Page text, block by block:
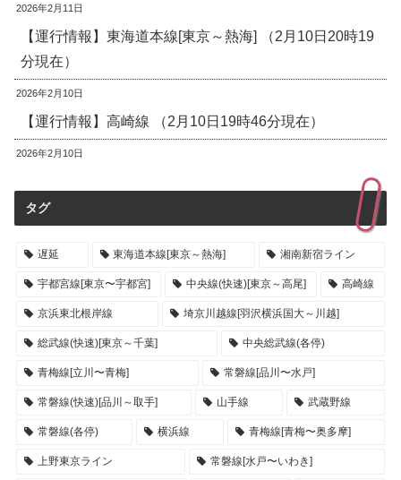
2026年2月11日
【運行情報】東海道本線[東京～熱海] （2月10日20時19
分現在）
2026年2月10日
【運行情報】高崎線 （2月10日19時46分現在）
2026年2月10日
タグ
遅延 東海道本線[東京～熱海] 湘南新宿ライン
宇都宮線[東京〜宇都宮] 中央線(快速)[東京～高尾] 高崎線
京浜東北根岸線 埼京川越線[羽沢横浜国大～川越]
総武線(快速)[東京～千葉] 中央総武線(各停)
青梅線[立川〜青梅] 常磐線[品川〜水戸]
常磐線(快速)[品川～取手] 山手線 武蔵野線
常磐線(各停) 横浜線 青梅線[青梅〜奥多摩]
上野東京ライン 常磐線[水戸〜いわき]